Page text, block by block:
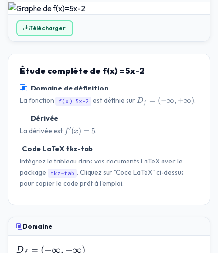
Télécharger
Étude complète de f(x) = 5x-2
Domaine de définition
La fonction f(x)=5x-2 est définie surD_f=(-
Df = (−∞, +∞).
Dérivée
La dérivée est f'(x)=5
f′(x) = 5.
Code LaTeX tkz-tab
Intégrez le tableau dans vos documents LaTeX avec le
package
tkz-tab . Cliquez sur "Code LaTeX" ci-dessus
pour copier le code prêt à l'emploi.
Domaine
D_f=(-
D = (−∞, +∞)